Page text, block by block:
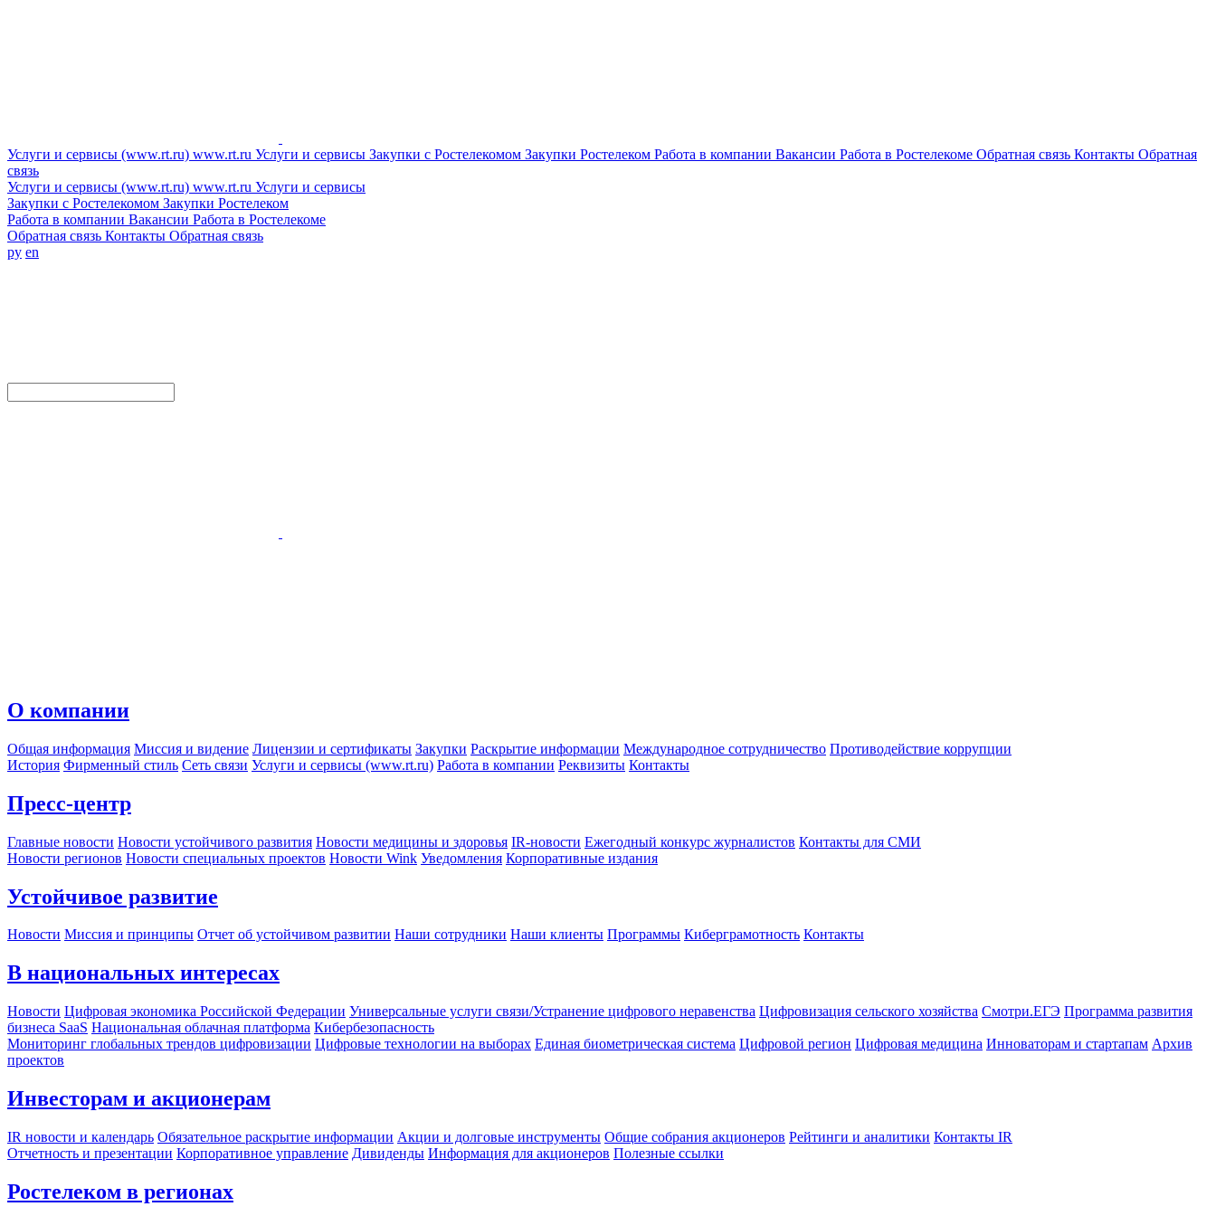
Услуги и сервисы (www.rt.ru) www.rt.ru Услуги и сервисы Закупки с Ростелекомом Закупки Ростелеком Работа в компании Вакансии Работа в Ростелекоме Обратная связь Контакты Обратная
связь
Услуги и сервисы (www.rt.ru) www.rt.ru Услуги и сервисы
Закупки с Ростелекомом Закупки Ростелеком
Работа в компании Вакансии Работа в Ростелекоме
Обратная связь Контакты Обратная связь
ру en
О компании
Общая информация Миссия и видение Лицензии и сертификаты Закупки Раскрытие информации Международное сотрудничество Противодействие коррупции
История Фирменный стиль Сеть связи Услуги и сервисы (www.rt.ru) Работа в компании Реквизиты Контакты
Пресс-центр
Главные новости Новости устойчивого развития Новости медицины и здоровья IR-новости Ежегодный конкурс журналистов Контакты для СМИ
Новости регионов Новости специальных проектов Новости Wink Уведомления Корпоративные издания
Устойчивое развитие
Новости Миссия и принципы Отчет об устойчивом развитии Наши сотрудники Наши клиенты Программы Киберграмотность Контакты
В национальных интересах
Новости Цифровая экономика Российской Федерации Универсальные услуги связи/Устранение цифрового неравенства Цифровизация сельского хозяйства Смотри.ЕГЭ Программа развития
бизнеса SaaS Национальная облачная платформа Кибербезопасность
Мониторинг глобальных трендов цифровизации Цифровые технологии на выборах Единая биометрическая система Цифровой регион Цифровая медицина Инноваторам и стартапам Архив
проектов
Инвесторам и акционерам
IR новости и календарь Обязательное раскрытие информации Акции и долговые инструменты Общие собрания акционеров Рейтинги и аналитики Контакты IR
Отчетность и презентации Корпоративное управление Дивиденды Информация для акционеров Полезные ссылки
Ростелеком в регионах